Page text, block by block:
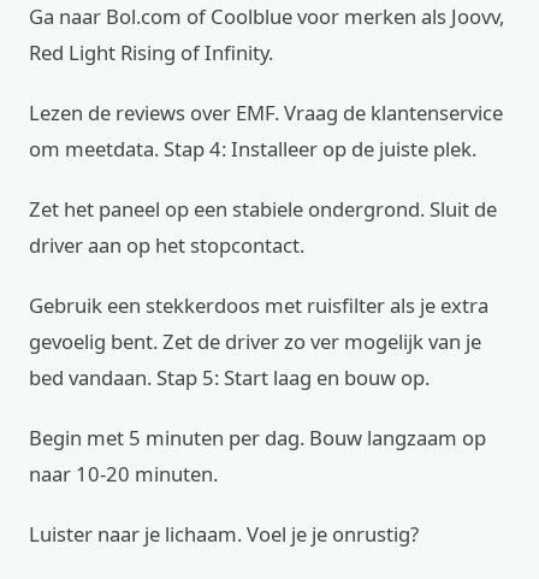
Ga naar Bol.com of Coolblue voor merken als Joovv,
Red Light Rising of Infinity.
Lezen de reviews over EMF. Vraag de klantenservice
om meetdata. Stap 4: Installeer op de juiste plek.
Zet het paneel op een stabiele ondergrond. Sluit de
driver aan op het stopcontact.
Gebruik een stekkerdoos met ruisfilter als je extra
gevoelig bent. Zet de driver zo ver mogelijk van je
bed vandaan. Stap 5: Start laag en bouw op.
Begin met 5 minuten per dag. Bouw langzaam op
naar 10-20 minuten.
Luister naar je lichaam. Voel je je onrustig?